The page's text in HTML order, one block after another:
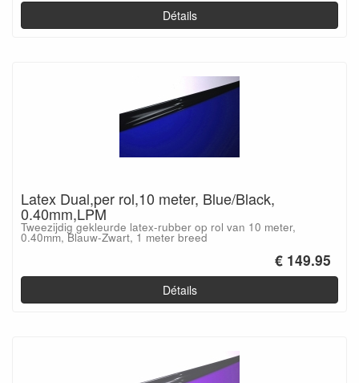
Détails
Latex Dual,per rol,10 meter, Blue/Black,
0.40mm,LPM
Tweezijdig gekleurde latex-rubber op rol van 10 meter,
0.40mm, Blauw-Zwart, 1 meter breed
€ 149.95
Détails